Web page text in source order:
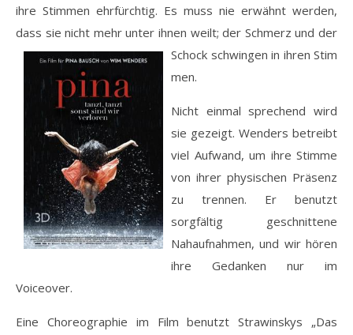
ihre Stimmen ehrfürchtig. Es muss nie erwähnt werden,
dass sie nicht mehr unter ihnen weilt; der Schmerz und der
Schock schwingen in ihren Stim
men.
Nicht einmal sprechend wird
sie gezeigt. Wenders betreibt
viel Aufwand, um ihre Stimme
von ihrer physischen Präsenz
zu trennen. Er benutzt
sorgfältig geschnittene
Nahaufnahmen, und wir hören
ihre Gedanken nur im
Voiceover.
Eine Choreographie im Film benutzt Strawinskys „Das